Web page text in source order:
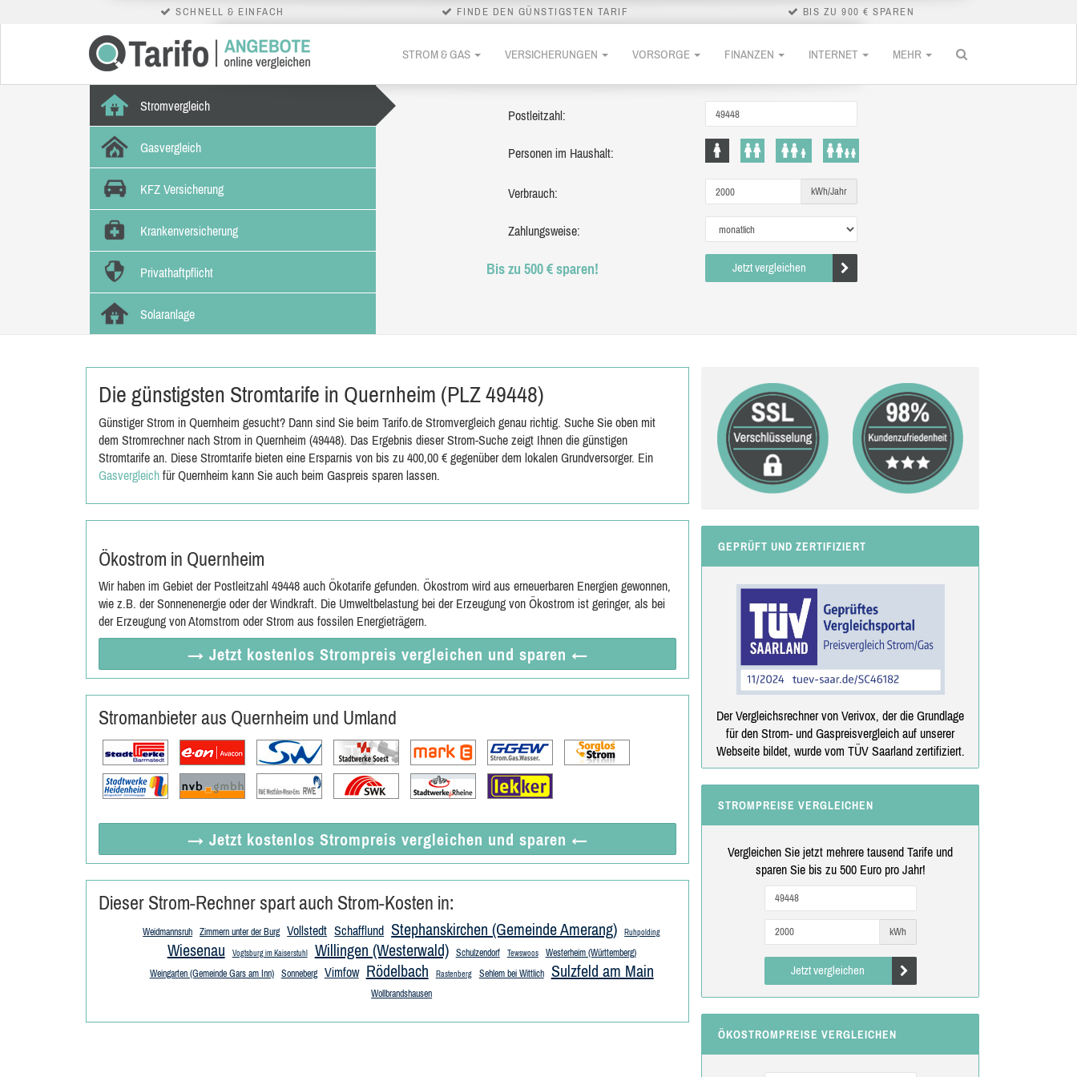
SCHNELL & EINFACH FINDE DEN GÜNSTIGSTEN TARIF BIS ZU 900 € SPAREN
STROM & GAS VERSICHERUNGEN VORSORGE FINANZEN INTERNET MEHR
Stromvergleich
Gasvergleich
KFZ Versicherung
Krankenversicherung
Privathaftpflicht
Solaranlage
Postleitzahl:
Personen im Haushalt:
Verbrauch: kWh/Jahr
Zahlungsweise:
Bis zu 500 € sparen! Jetzt vergleichen
Die günstigsten Stromtarife in Quernheim (PLZ 49448)
Günstiger Strom in Quernheim gesucht? Dann sind Sie beim Tarifo.de Stromvergleich genau richtig. Suche Sie oben mit
dem Stromrechner nach Strom in Quernheim (49448). Das Ergebnis dieser Strom-Suche zeigt Ihnen die günstigen
Stromtarife an. Diese Stromtarife bieten eine Ersparnis von bis zu 400,00 € gegenüber dem lokalen Grundversorger. Ein
Gasvergleich für Quernheim kann Sie auch beim Gaspreis sparen lassen.
Ökostrom in Quernheim
Wir haben im Gebiet der Postleitzahl 49448 auch Ökotarife gefunden. Ökostrom wird aus erneuerbaren Energien gewonnen,
wie z.B. der Sonnenenergie oder der Windkraft. Die Umweltbelastung bei der Erzeugung von Ökostrom ist geringer, als bei
der Erzeugung von Atomstrom oder Strom aus fossilen Energieträgern.
→ Jetzt kostenlos Strompreis vergleichen und sparen ←
Stromanbieter aus Quernheim und Umland
→ Jetzt kostenlos Strompreis vergleichen und sparen ←
Dieser Strom-Rechner spart auch Strom-Kosten in:
Weidmannsruh Zimmern unter der Burg Vollstedt Schafflund Stephanskirchen (Gemeinde Amerang) Ruhpolding
Wiesenau Vogtsburg im Kaiserstuhl Willingen (Westerwald) Schulzendorf Tewswoos
Westerheim (Württemberg)
Weingarten (Gemeinde Gars am Inn)
Sonneberg Vimfow Rödelbach Rastenberg Sehlem bei Wittlich Sulzfeld am Main
Wollbrandshausen
GEPRÜFT UND ZERTIFIZIERT
Der Vergleichsrechner von Verivox, der die Grundlage
für den Strom- und Gaspreisvergleich auf unserer
Webseite bildet, wurde vom TÜV Saarland zertifiziert.
STROMPREISE VERGLEICHEN
Vergleichen Sie jetzt mehrere tausend Tarife und
sparen Sie bis zu 500 Euro pro Jahr!
kWh
Jetzt vergleichen
ÖKOSTROMPREISE VERGLEICHEN